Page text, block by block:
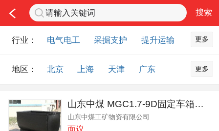
行业： 电气电工 采掘支护
提升运输
排水设备
钻探设备
非金属品
化工化学
安防设备
矿用物资
应急救援
更多
地区： 北京 上海 天津
广东
山东
内蒙古 黑龙江
吉林
辽宁
江苏 浙江
湖北
更多
山东中煤 MGC1.7-9D固定车箱式矿车 生产厂家
山东中煤工矿物资有限公司